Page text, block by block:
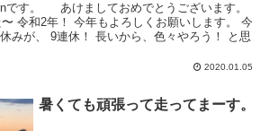
です。 あけましておめでとうございます。
令和2年！ 今年もよろしくお願いします。 今
みが、 9連休！ 長いから、色々やろう！ と思
2020.01.05
暑くても頑張って走ってまーす。